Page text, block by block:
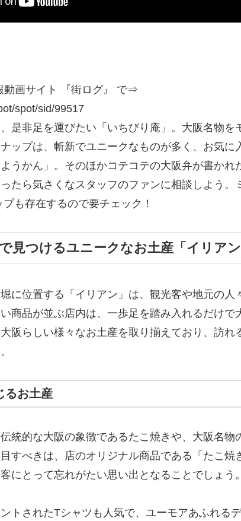
動画サイト 『街ログ』 で⇒
spot/sid/99517
是非足を運びたい「いちびり庵」。大阪名物を
ップは、斬新でユニークなものが多く、お気に
うかん」。そのほかコテコテの大阪弁が書かれ
たら気さくなスタッフのファンに相談しよう。
も存在するので要チェック！
見つけるユニークなお土産「イリアン
に位置する「イリアン」は、観光客や地元の人
商品が並ぶ店内は、一歩足を踏み入れるだけで
阪らしい様々なお土産を取り揃えており、訪れ
るお土産
伝統的な大阪の象徴であるたこ焼きや、大阪名物
すべきは、店のオリジナル商品である「たこ焼
にとって忘れがたい思い出となることでしょう。
トされたTシャツも人気で、ユーモアあふれる